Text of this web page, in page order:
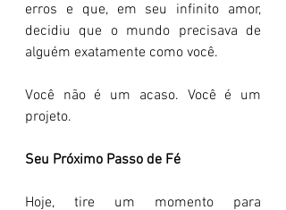
erros e que, em seu infinito amor,
decidiu que o mundo precisava de
alguém exatamente como você.
Você não é um acaso. Você é um
projeto.
Seu Próximo Passo de Fé
Hoje, tire um momento para